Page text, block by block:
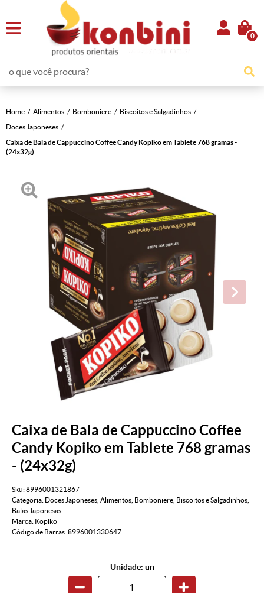
0
Home Alimentos Bomboniere
Biscoitos e Salgadinhos
Doces Japoneses
Caixa de Bala de Cappuccino Coffee Candy Kopiko em Tablete 768 gramas -
(24x32g)
Caixa de Bala de Cappuccino Coffee
Candy Kopiko em Tablete 768 gramas
- (24x32g)
Sku:8996001321867
Categoria: Doces Japoneses Alimentos Bomboniere Biscoitos e Salgadinhos
Balas Japonesas
Marca: Kopiko
Código de Barras:8996001330647
Unidade: un